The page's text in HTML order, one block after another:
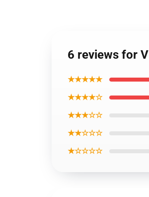
6 reviews for
★★★★★
★★★★☆
★★★☆☆
★★☆☆☆
★☆☆☆☆